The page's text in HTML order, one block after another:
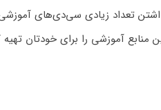
تعداد زیادی سی‌دی‌های
منابع آموزشی را برای خودتان